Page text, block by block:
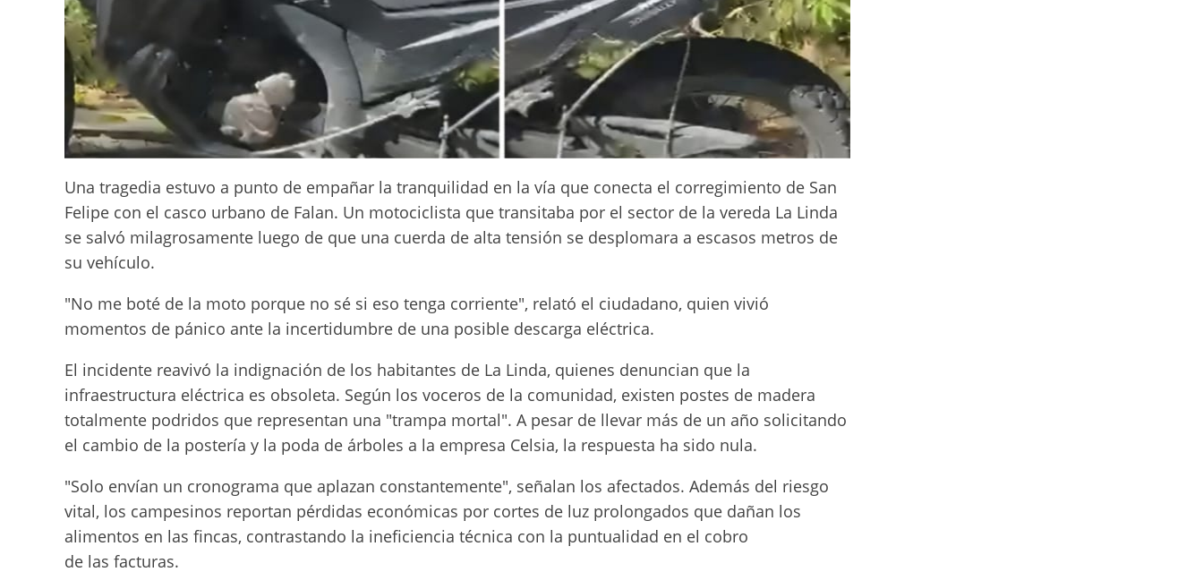
Una tragedia estuvo a punto de empañar la tranquilidad en la vía que conecta el corregimiento de San
Felipe con el casco urbano de Falan. Un motociclista que transitaba por el sector de la vereda La Linda
se salvó milagrosamente luego de que una cuerda de alta tensión se desplomara a escasos metros de
su vehículo.
"No me boté de la moto porque no sé si eso tenga corriente", relató el ciudadano, quien vivió
momentos de pánico ante la incertidumbre de una posible descarga eléctrica.
El incidente reavivó la indignación de los habitantes de La Linda, quienes denuncian que la
infraestructura eléctrica es obsoleta. Según los voceros de la comunidad, existen postes de madera
totalmente podridos que representan una "trampa mortal". A pesar de llevar más de un año solicitando
el cambio de la postería y la poda de árboles a la empresa Celsia, la respuesta ha sido nula.
"Solo envían un cronograma que aplazan constantemente", señalan los afectados. Además del riesgo
vital, los campesinos reportan pérdidas económicas por cortes de luz prolongados que dañan los
alimentos en las fincas, contrastando la ineficiencia técnica con la puntualidad en el cobro
de las facturas.